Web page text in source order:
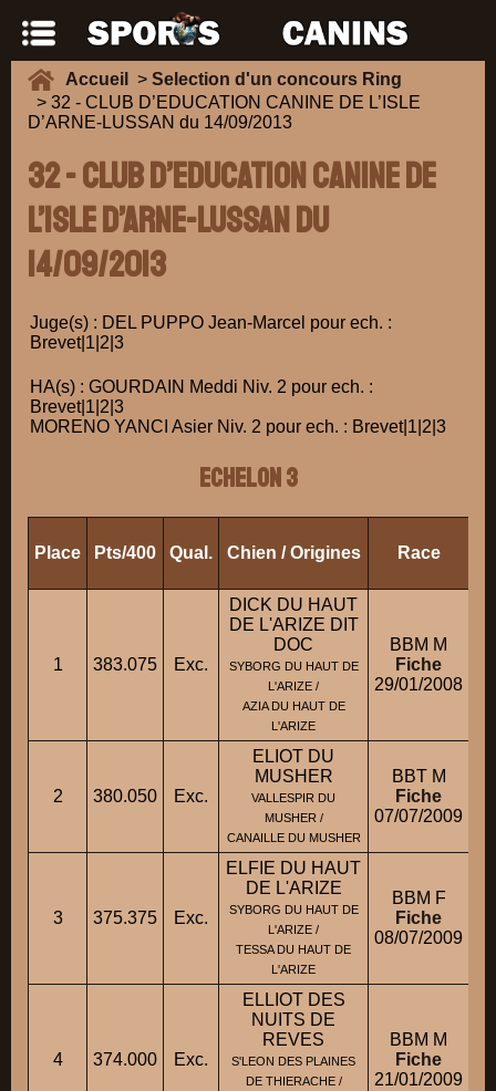
Accueil > Selection d'un concours Ring
> 32 - CLUB D’EDUCATION CANINE DE L’ISLE
D’ARNE-LUSSAN du 14/09/2013
32 - CLUB D’EDUCATION CANINE DE
L’ISLE D’ARNE-LUSSAN du
14/09/2013
Juge(s) : DEL PUPPO Jean-Marcel pour ech. :
Brevet|1|2|3
HA(s) : GOURDAIN Meddi Niv. 2 pour ech. :
Brevet|1|2|3
MORENO YANCI Asier Niv. 2 pour ech. : Brevet|1|2|3
ECHELON 3
Place Pts/400 Qual. Chien / Origines Race
1 383.075 Exc.
DICK DU HAUT
DE L'ARIZE DIT
DOC
SYBORG DU HAUT DE
L'ARIZE /
AZIA DU HAUT DE
L'ARIZE
BBM M
Fiche
29/01/2008
2 380.050 Exc.
ELIOT DU
MUSHER
VALLESPIR DU
MUSHER /
CANAILLE DU MUSHER
BBT M
Fiche
07/07/2009
3 375.375 Exc.
ELFIE DU HAUT
DE L'ARIZE
SYBORG DU HAUT DE
L'ARIZE /
TESSA DU HAUT DE
L'ARIZE
BBM F
Fiche
08/07/2009
4 374.000 Exc.
ELLIOT DES
NUITS DE
REVES
S'LEON DES PLAINES
DE THIERACHE /
BBM M
Fiche
21/01/2009